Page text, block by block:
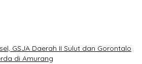
GSJA Daerah II Sulut dan Gorontalo
di Amurang